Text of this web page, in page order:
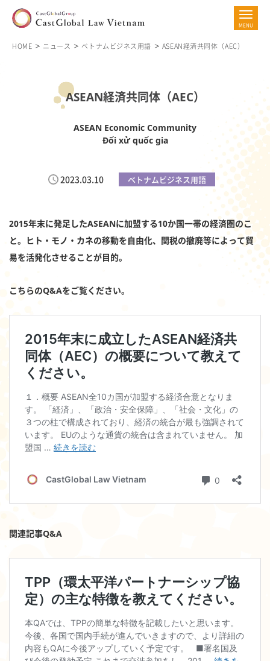
HOME ニュース ベトナムビジネス用語 ASEAN経済共同体（AEC）
ASEAN経済共同体（AEC）
ASEAN Economic Community
Đối xử quốc gia
2023.03.10 ベトナムビジネス用語
2015年末に発足したASEANに加盟する10か国一帯の経済圏のこ
と。ヒト・モノ・カネの移動を自由化、関税の撤廃等によって貿
易を活発化させることが目的。
こちらのQ&Aをご覧ください。
関連記事Q&A